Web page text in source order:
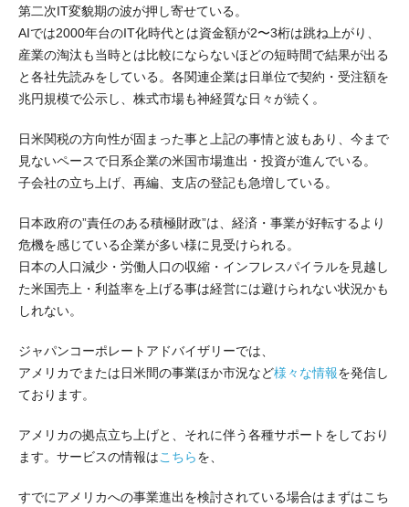
第二次IT変貌期の波が押し寄せている。
AIでは2000年台のIT化時代とは資金額が2〜3桁は跳ね上がり、
産業の淘汰も当時とは比較にならないほどの短時間で結果が出る
と各社先読みをしている。各関連企業は日単位で契約・受注額を
兆円規模で公示し、株式市場も神経質な日々が続く。
日米関税の方向性が固まった事と上記の事情と波もあり、今まで
見ないペースで日系企業の米国市場進出・投資が進んでいる。
子会社の立ち上げ、再編、支店の登記も急増している。
日本政府の”責任のある積極財政”は、経済・事業が好転するより
危機を感じている企業が多い様に見受けられる。
日本の人口減少・労働人口の収縮・インフレスパイラルを見越し
た米国売上・利益率を上げる事は経営には避けられない状況かも
しれない。
ジャパンコーポレートアドバイザリーでは、
アメリカでまたは日米間の事業ほか市況など様々な情報を発信し
ております。
アメリカの拠点立ち上げと、それに伴う各種サポートをしており
ます。サービスの情報はこちらを、
すでにアメリカへの事業進出を検討されている場合はまずはこち